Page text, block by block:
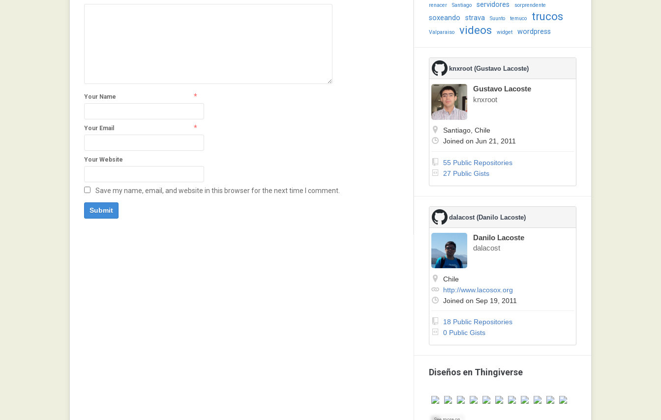
Your Name *
Your Email *
Your Website
Save my name, email, and website in this browser for the next time I comment.
renacer
Santiago servidores sorprendente
soxeando strava Suunto temuco trucos
Valparaiso videos widget wordpress
knxroot (Gustavo Lacoste)
Gustavo Lacoste
knxroot
Santiago, Chile
Joined on Jun 21, 2011
55 Public Repositories
27 Public Gists
dalacost (Danilo Lacoste)
Danilo Lacoste
dalacost
Chile
http://www.lacosox.org
Joined on Sep 19, 2011
18 Public Repositories
0 Public Gists
Diseños en Thingiverse